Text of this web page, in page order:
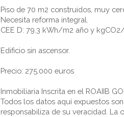
Piso de 70 m2 construidos, muy
Necesita reforma integral.
CEE D: 79.3 kWh/m2 año y
Edificio sin ascensor.
Precio: 275.000 euros
Inmobiliaria Inscrita en el ROAIIB
Todos los datos aquí expuestos
responsabiliza de su veracidad. La